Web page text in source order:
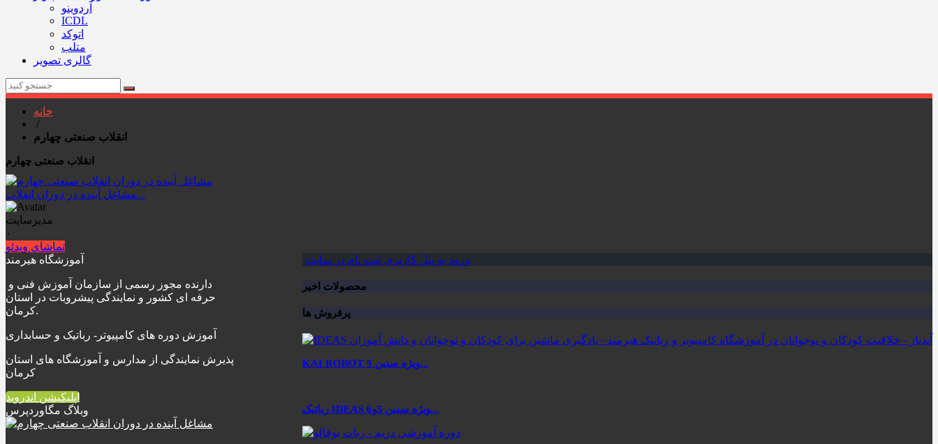
آردوینو
ICDL
اتوکد
متلب
گالری تصویر
خانه
/
انقلاب صنعتی چهارم
انقلاب صنعتی چهارم
مشاغل آینده در دوران انقلاب...
مدیرسایت
۰
تماشای ویدئو
ورود به پنل کاربری ثبت نام در سایت
محصولات اخیر
پرفروش ها
KAI ROBOT ویژه سنین 9...
رباتیک IDEAS ویژه سنین 5و6...
آموزشگاه هیرمند
حرفه ای کشور و نمایندگی پیشروبات در استان
کرمان.
آموزش دوره های کامپیوتر- رباتیک و حسابداری
پذیرش نمایندگی از مدارس و آموزشگاه های استان
کرمان
اپلیکیشن اندروید
وبلاگ مگاوردپرس